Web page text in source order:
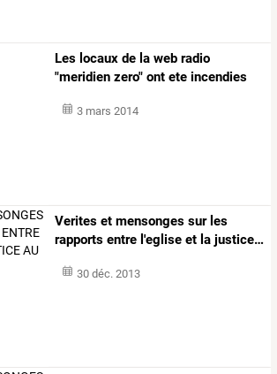
Les locaux de la web radio
"meridien zero" ont ete incendies
3 mars 2014
Verites et mensonges surles
rapports entre l'eglise et la justice…
30 déc. 2013